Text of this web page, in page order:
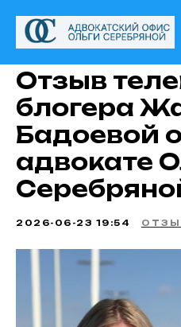
Отзыв
блогера
Бадоевой
адвокате
2026-06-23 19:54